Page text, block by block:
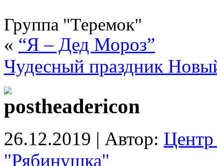
Группа "Теремок"
« “Я – Дед Мороз”
Чудесный праздник
26.12.2019 | Автор: Центр
"Рябинушка"